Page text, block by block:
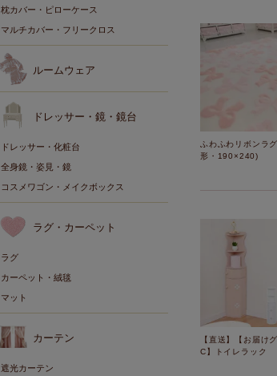
枕カバー・ピローケース
マルチカバー・フリークロス
ルームウェア
ドレッサー・鏡・鏡台
ドレッサー・化粧台
全身鏡・姿見・鏡
コスメワゴン・メイクボックス
ラグ・カーペット
ラグ
カーペット・絨毯
マット
カーテン
遮光カーテン
ふわふわリボンラ
形・190×240)
【直送】【お届け
C】トイレラック